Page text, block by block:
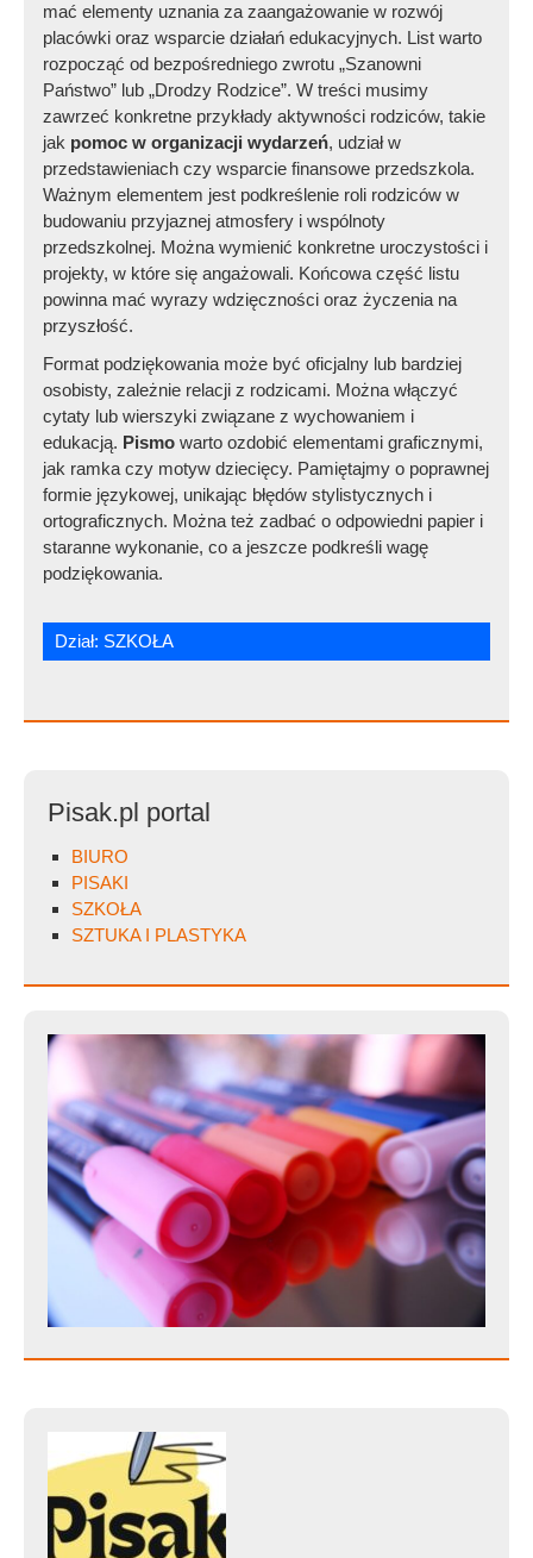
mać elementy uznania za zaangażowanie w rozwój
placówki oraz wsparcie działań edukacyjnych. List warto
rozpocząć od bezpośredniego zwrotu „Szanowni
Państwo” lub „Drodzy Rodzice”. W treści musimy
zawrzeć konkretne przykłady aktywności rodziców, takie
jak pomoc w organizacji wydarzeń, udział w
przedstawieniach czy wsparcie finansowe przedszkola.
Ważnym elementem jest podkreślenie roli rodziców w
budowaniu przyjaznej atmosfery i wspólnoty
przedszkolnej. Można wymienić konkretne uroczystości i
projekty, w które się angażowali. Końcowa część listu
powinna mać wyrazy wdzięczności oraz życzenia na
przyszłość.
Format podziękowania może być oficjalny lub bardziej
osobisty, zależnie relacji z rodzicami. Można włączyć
cytaty lub wierszyki związane z wychowaniem i
edukacją. Pismo warto ozdobić elementami graficznymi,
jak ramka czy motyw dziecięcy. Pamiętajmy o poprawnej
formie językowej, unikając błędów stylistycznych i
ortograficznych. Można też zadbać o odpowiedni papier i
staranne wykonanie, co a jeszcze podkreśli wagę
podziękowania.
Dział: SZKOŁA
Pisak.pl portal
BIURO
PISAKI
SZKOŁA
SZTUKA I PLASTYKA